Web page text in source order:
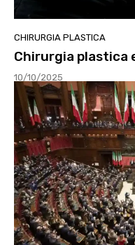
CHIRURGIA PLASTICA
Chirurgia plastica
10/10/2025